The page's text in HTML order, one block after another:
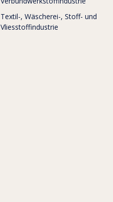
Textil-, Wäscherei-, Stoff- und
Vliesstoffindustrie